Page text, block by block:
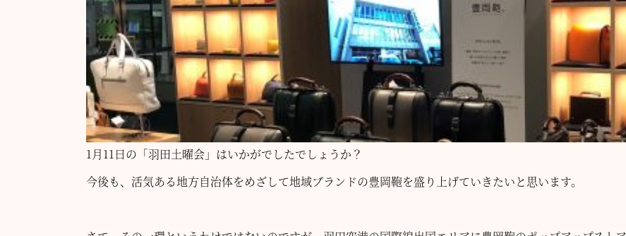
1月11日の「羽田土曜会」はいかがでしたでしょうか？
今後も、活気ある地方自治体をめざして地域ブランドの豊岡鞄を盛り上げていきたいと思います。